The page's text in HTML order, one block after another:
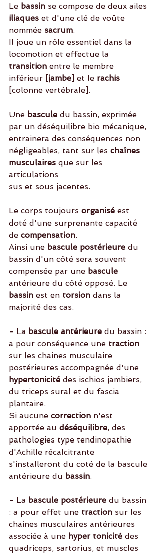
Le bassin se compose de deux ailes
iliaques et d'une clé de voûte
nommée sacrum.
Il joue un rôle essentiel dans la
locomotion et effectue la
transition entre le membre
inférieur [jambe] et le rachis
[colonne vertébrale].
Une bascule du bassin, exprimée
par un déséquilibre bio mécanique,
entrainera des conséquences non
négligeables, tant sur les chaînes
musculaires que sur les
articulations
sus et sous jacentes.
Le corps toujours organisé est
doté d'une surprenante capacité
de compensation.
Ainsi une bascule postérieure du
bassin d'un côté sera souvent
compensée par une bascule
antérieure du côté opposé. Le
bassin est en torsion dans la
majorité des cas.
- La bascule antérieure du bassin :
a pour conséquence une traction
sur les chaines musculaire
postérieures accompagnée d'une
hypertonicité des ischios jambiers,
du triceps sural et du fascia
plantaire.
Si aucune correction n'est
apportée au déséquilibre, des
pathologies type tendinopathie
d'Achille récalcitrante
s'installeront du coté de la bascule
antérieure du bassin.
- La bascule postérieure du bassin
: a pour effet une traction sur les
chaines musculaires antérieures
associée à une hyper tonicité des
quadriceps, sartorius, et muscles